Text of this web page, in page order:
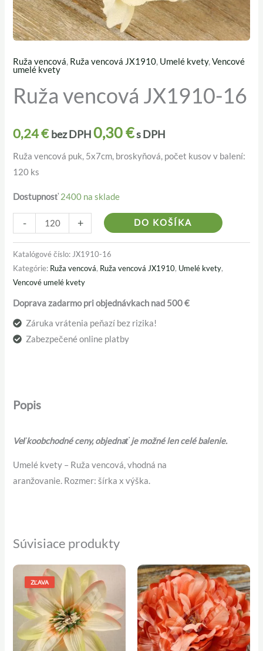
Ruža vencová, Ruža vencová JX1910, Umelé kvety,Vencové
umelé kvety
Ruža vencová JX1910-16
0,24€ bez DPH0,30€s DPH
Ruža vencová puk, 5x7cm, broskyňová, počet kusov v balení:
120 ks
Dostupnosť 2400 na sklade
-
množstvo
vencová
16
+ DO KOŠÍKA
Katalógové číslo: JX1910-16
Kategórie: Ruža vencová, Ruža vencová JX1910, Umelé kvety,
Vencové umelé kvety
Doprava zadarmo pri objednávkach nad 500 €
Záruka vrátenia peňazí bez rizika!
Zabezpečené online platby
Popis
Veľkoobchodné ceny, objednať je možné len celé balenie.
Umelé kvety – Ruža vencová, vhodná na
aranžovanie. Rozmer: šírka x výška.
Súvisiace produkty
ZĽAVA
Pôvodná
cena
bola:
0,25 €.
Aktuálna
cena
je:
0,22 €.